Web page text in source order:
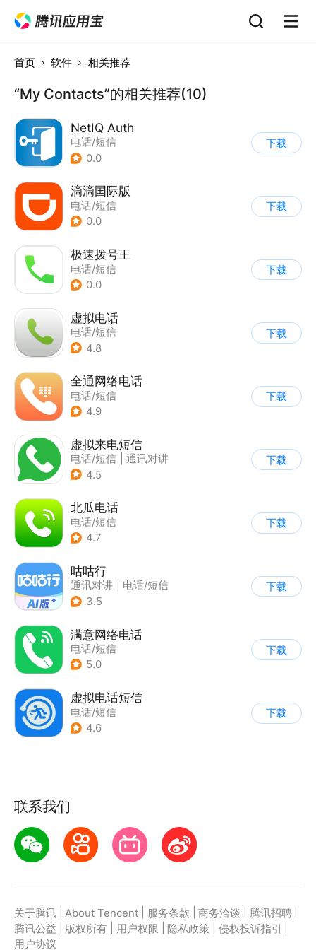
首页 软件 相关推荐
“My Contacts”的相关推荐(10)
NetIQ Auth
电话/短信
0.0
下载
滴滴国际版
电话/短信
0.0
下载
极速拨号王
电话/短信
0.0
下载
虚拟电话
电话/短信
4.8
下载
全通网络电话
电话/短信
4.9
下载
虚拟来电短信
电话/短信
通讯对讲
4.5
下载
北瓜电话
电话/短信
4.7
下载
咕咕行
通讯对讲
电话/短信
3.5
下载
满意网络电话
电话/短信
5.0
下载
虚拟电话短信
电话/短信
4.6
下载
联系我们
关于腾讯 About Tencent 服务条款 商务洽谈 腾讯招聘
腾讯公益
版权所有 用户权限 隐私政策 侵权投诉指引
用户协议